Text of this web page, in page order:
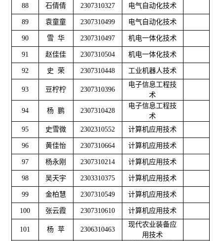
88 石倩倩 2307310327 电气自动化技术
89 袁童童 2307310499 电气自动化技术
90 雪 华 2307310497 机电一体化技术
91 赵佳佳 2307310504 机电一体化技术
92 史 荣 2307310448 工业机器人技术
93 豆柠柠 2307310396
电子信息工程技
术
94 杨 鹏 2307310428
电子信息工程技
术
95
史雪微 2302310552 计算机应用技术
96 黄佳怡 2307310664 计算机应用技术
97 杨永刚 2307310214 计算机应用技术
98 吴天宇 2303310375 计算机应用技术
99 金柏慧 2307310549 计算机应用技术
100 张云霞 2307310610 计算机应用技术
101 杨 苹 2306310463
现代农业装备应
用技术